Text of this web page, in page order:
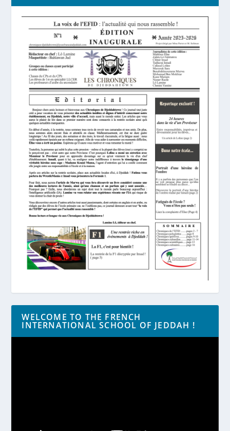
WELCOME TO THE FRENCH
INTERNATIONAL SCHOOL OF JEDDAH !
Lecteur